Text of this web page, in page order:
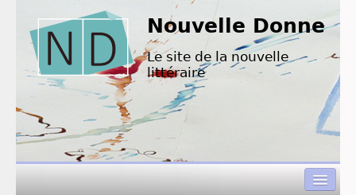
Nouvelle Donne
Le site de la nouvelle
littéraire